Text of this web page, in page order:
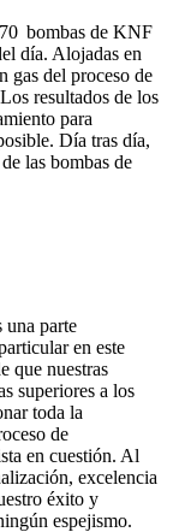
bombas de KNF
día. Alojadas en
gas del proceso de
resultados de los
para
Día tras día,
las bombas de
una parte
en este
que nuestras
superiores a los
toda la
de
en cuestión. Al
excelencia
éxito y
espejismo.